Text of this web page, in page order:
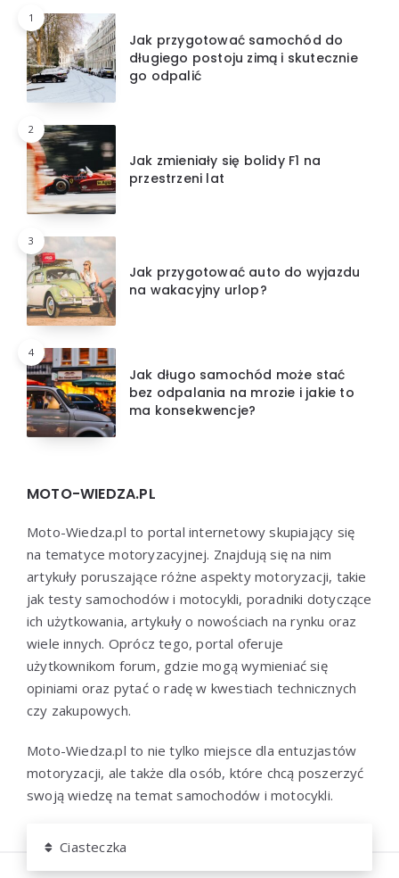
1
Jak przygotować samochód do
długiego postoju zimą i skutecznie
go odpalić
2
Jak zmieniały się bolidy F1 na
przestrzeni lat
3
Jak przygotować auto do wyjazdu
na wakacyjny urlop?
4
Jak długo samochód może stać
bez odpalania na mrozie i jakie to
ma konsekwencje?
MOTO-WIEDZA.PL
Moto-Wiedza.pl to portal internetowy skupiający się
na tematyce motoryzacyjnej. Znajdują się na nim
artykuły poruszające różne aspekty motoryzacji, takie
jak testy samochodów i motocykli, poradniki dotyczące
ich użytkowania, artykuły o nowościach na rynku oraz
wiele innych. Oprócz tego, portal oferuje
użytkownikom forum, gdzie mogą wymieniać się
opiniami oraz pytać o radę w kwestiach technicznych
czy zakupowych.
Moto-Wiedza.pl to nie tylko miejsce dla entuzjastów
motoryzacji, ale także dla osób, które chcą poszerzyć
swoją wiedzę na temat samochodów i motocykli.
Ciasteczka